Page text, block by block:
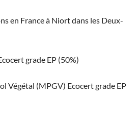
en France à Niort dans les Deux-
grade EP (50%)
Végétal (MPGV) Ecocert grade EP